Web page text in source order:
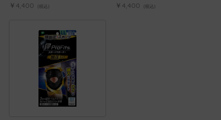
￥4,400 (税込) ￥4,400 (税込)